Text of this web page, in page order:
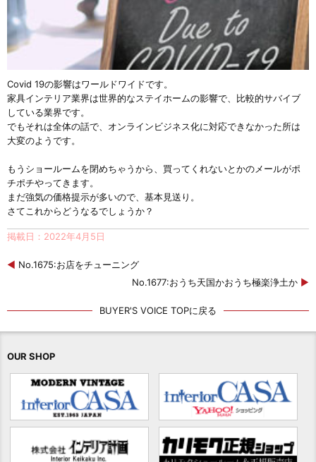
Covid 19の影響はワールドワイドです。
家具インテリア業界は世界的なステイホームの影響で、比較的サバイブ
している業界です。
でもそれは全体の話で、オンラインビジネス化に対応できなかった所は
大変のようです。
もうショールームを閉めちゃうから、買ってくれないとかのメールがポ
チポチやってきます。
まだ強気の価格提示が多いので、基本見送り。
さてこれからどうなるでしょうか？
掲載日：2022年4月5日
◀ No.1675:お店をチューニング
No.1677:おうち天国かおうち極楽浄土か ▶
BUYER'S VOICE TOPに戻る
OUR SHOP